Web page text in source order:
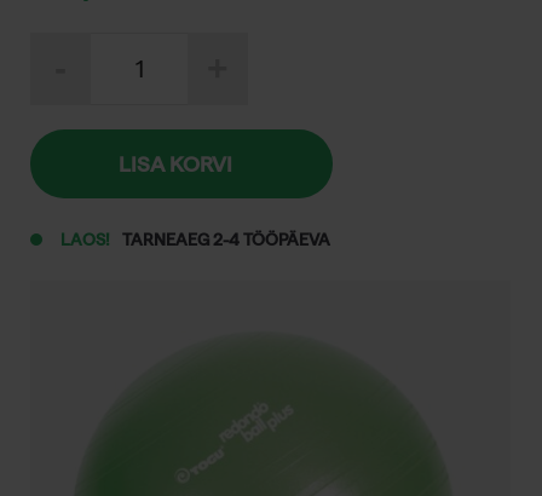
LAOS! TARNEAEG 2-4 TÖÖPÄEVA
cm,
roheline
kogus
LISA KORVI